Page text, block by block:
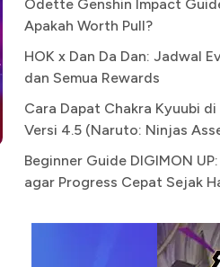
Odette Genshin Impact
Apakah Worth Pull?
HOK x Dan Da Dan: Jadwal
dan Semua Rewards
Cara Dapat Chakra Kyuubi di
Versi 4.5 (Naruto: Ninjas
Beginner Guide DIGIMON
agar Progress Cepat Sejak